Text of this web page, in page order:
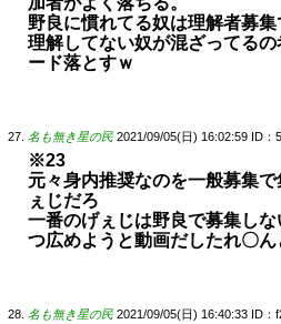
野良に慣れてる奴は理解者募集
理解してない奴が混ざってる
ード落とすｗ
名も無き星の民 2021/09/05(日) 16:02:59 ID：
※23
元々身内推奨なのを一般募集
ぇじだろ
一番のげぇじは野良で募集し
つ広めようと動画だしたれ〇
名も無き星の民 2021/09/05(日) 16:40:33 ID：